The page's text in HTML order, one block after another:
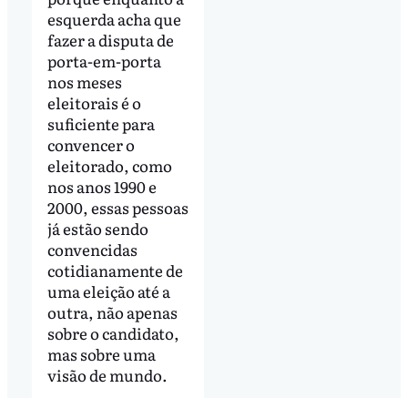
esquerda acha que
fazer a disputa de
porta-em-porta
nos meses
eleitorais é o
suficiente para
convencer o
eleitorado, como
nos anos 1990 e
2000, essas pessoas
já estão sendo
convencidas
cotidianamente de
uma eleição até a
outra, não apenas
sobre o candidato,
mas sobre uma
visão de mundo.